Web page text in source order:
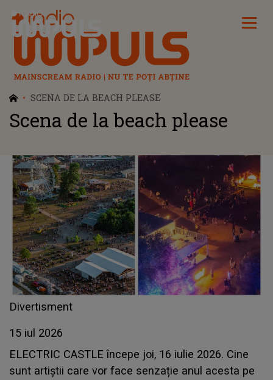
Radio Impuls
SCENA DE LA BEACH PLEASE
Scena de la beach please
Divertisment
15 iul 2026
ELECTRIC CASTLE începe joi, 16 iulie 2026. Cine
sunt artiștii care vor face senzație anul acesta pe